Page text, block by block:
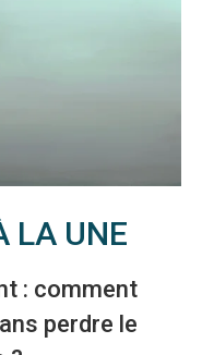
LA UNE
: comment
perdre le